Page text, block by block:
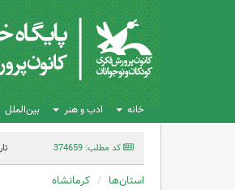
خانه ادب و هنر بین‌الملل
کد مطلب: 374659
استان‌ها کرمانشاه